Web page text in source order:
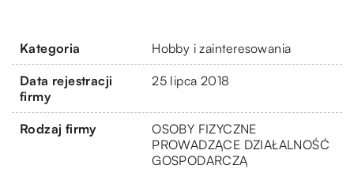
Kategoria Hobby i zainteresowania
Data rejestracji
firmy
25 lipca 2018
Rodzaj firmy
OSOBY FIZYCZNE
PROWADZĄCE DZIAŁALNOŚĆ
GOSPODARCZĄ